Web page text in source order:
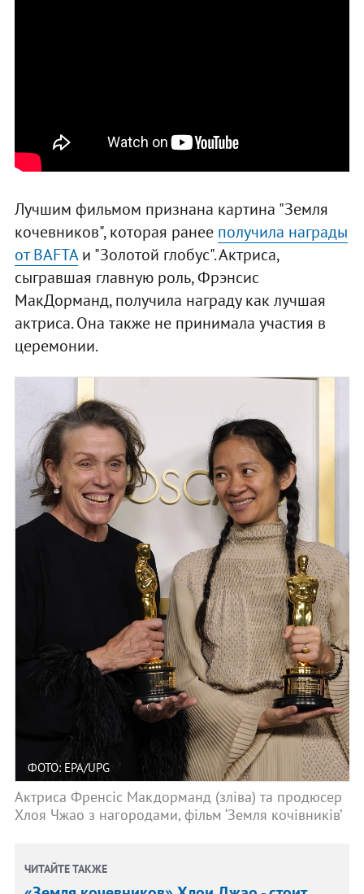
Лучшим фильмом признана картина "Земля
кочевников", которая ранее получила награды
от BAFTAи "Золотой глобус". Актриса,
сыгравшая главную роль, Фрэнсис
МакДорманд, получила награду как лучшая
актриса. Она также не принимала участия в
церемонии.
ФОТО: EPA/UPG
Актриса Френсіс Макдорманд (зліва) та продюсер
Хлоя Чжао з нагородами, фільм ‘Земля кочівників’
ЧИТАЙТЕ ТАКЖЕ